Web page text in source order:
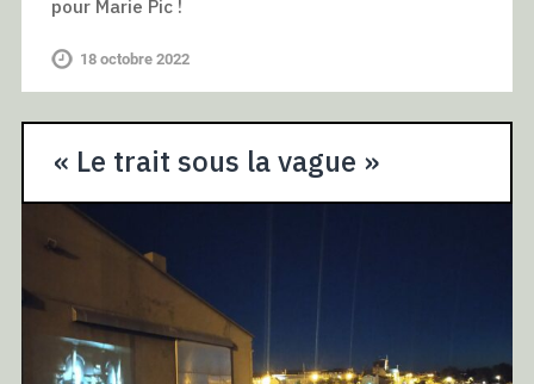
pour Marie Pic !
18 octobre 2022
« Le trait sous la vague »